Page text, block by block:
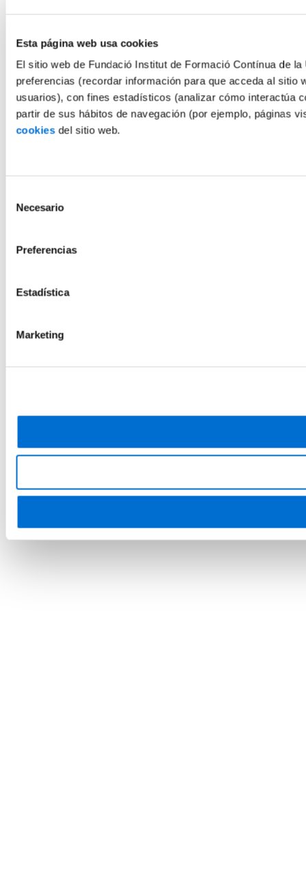
Esta página web usa cookies
El sitio web de Fundació Institut de Formació Contínua de
preferencias (recordar información para que acceda al
usuarios), con fines estadísticos (analizar cómo interactúa
partir de sus hábitos de navegación (por ejemplo, páginas
cookiesdel sitio web.
Necesario
Preferencias
Estadística
Marketing